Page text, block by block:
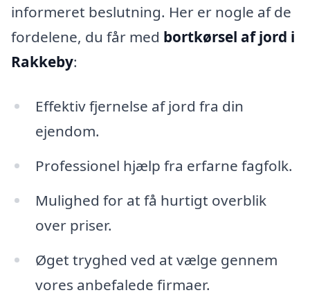
informeret beslutning. Her er nogle af de
fordelene, du får med bortkørsel af jord i
Rakkeby:
Effektiv fjernelse af jord fra din
ejendom.
Professionel hjælp fra erfarne fagfolk.
Mulighed for at få hurtigt overblik
over priser.
Øget tryghed ved at vælge gennem
vores anbefalede firmaer.